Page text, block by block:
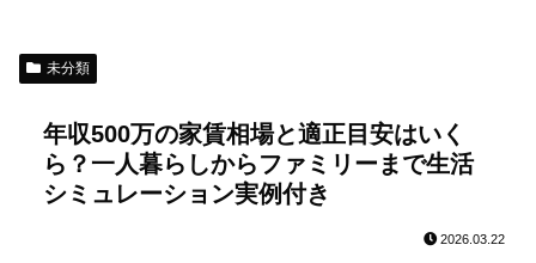
未分類
年収500万の家賃相場と適正目安はいく
ら？一人暮らしからファミリーまで生活
シミュレーション実例付き
2026.03.22